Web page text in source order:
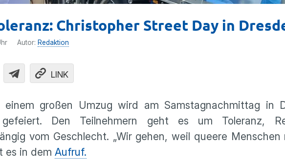
Christopher Street Day in
Autor: Redaktion
LINK
großen Umzug wird am Samstagnachmittag in
Den Teilnehmern geht es um Toleranz,
vom Geschlecht. „Wir gehen, weil queere Menschen
es in dem Aufruf.